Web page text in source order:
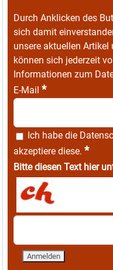
Durch Anklicken des
sich damit
unsere aktuellen
können sich jederzeit
Informationen zum
E-Mail *
Ich habe die
akzeptiere diese. *
Bitte diesen Text hier